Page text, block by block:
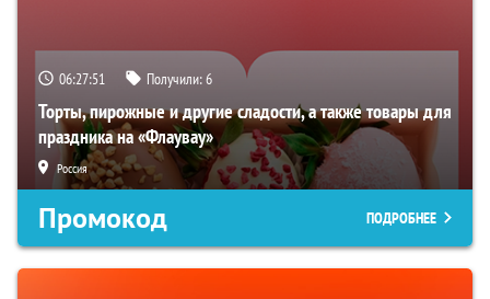
06:27:51 Получили:6
Торты, пирожные и другие сладости, а также товары для
праздника на «Флаувау»
Россия
Промокод ПОДРОБНЕЕ